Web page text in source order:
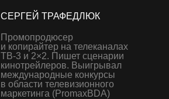
СЕРГЕЙ ТРАФЕДЛЮК
Промопродюсер
и копирайтер на телеканалах
ТВ-3 и 2×2. Пишет сценарии
кинотрейлеров. Выигрывал
международные конкурсы
в области телевизионного
маркетинга (PromaxBDA)